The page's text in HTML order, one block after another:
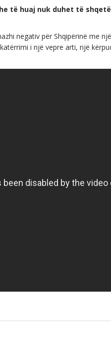
të huaj nuk duhet të
negativ për Shqipërinë me
i një vepre arti, një